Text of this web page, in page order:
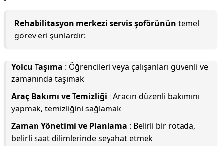
Rehabilitasyon merkezi servis şoförünün temel
görevleri şunlardır:
Yolcu Taşıma : Öğrencileri veya çalışanları güvenli ve
zamanında taşımak
Araç Bakımı ve Temizliği : Aracın düzenli bakımını
yapmak, temizliğini sağlamak
Zaman Yönetimi ve Planlama : Belirli bir rotada,
belirli saat dilimlerinde seyahat etmek